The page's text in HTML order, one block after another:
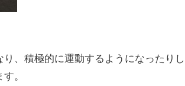
、積極的に運動するようになったりし
。